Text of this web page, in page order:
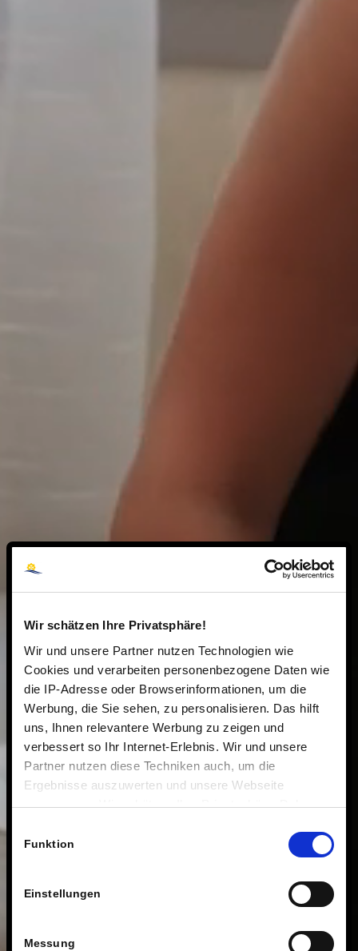
Wir schätzen Ihre Privatsphäre!
Wir und unsere Partner nutzen Technologien wie
Cookies und verarbeiten personenbezogene Daten wie
die IP-Adresse oder Browserinformationen, um die
Werbung, die Sie sehen, zu personalisieren. Das hilft
uns, Ihnen relevantere Werbung zu zeigen und
verbessert so Ihr Internet-Erlebnis. Wir und unsere
Partner nutzen diese Techniken auch, um die
Ergebnisse auszuwerten und unsere Webseite
anzupassen. Wir schätzen Ihre Privatsphäre. Daher
Technologien.
Funktion
Einstellungen
Messung